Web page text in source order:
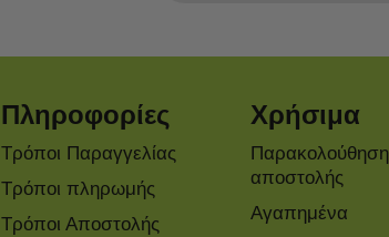
Πληροφορίες
Τρόποι Παραγγελίας
Τρόποι πληρωμής
Τρόποι Αποστολής
Χρήσιμα
Παρακολούθηση
αποστολής
Αγαπημένα